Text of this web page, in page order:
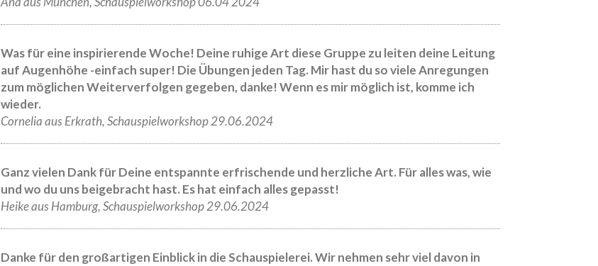
Was für eine inspirierende Woche! Deine ruhige Art diese Gruppe zu leiten deine Leitung
auf Augenhöhe -einfach super! Die Übungen jeden Tag. Mir hast du so viele Anregungen
zum möglichen Weiterverfolgen gegeben, danke! Wenn es mir möglich ist, komme ich
wieder.
Cornelia aus Erkrath, Schauspielworkshop 29.06.2024
Ganz vielen Dank für Deine entspannte erfrischende und herzliche Art. Für alles was, wie
und wo du uns beigebracht hast. Es hat einfach alles gepasst!
Heike aus Hamburg, Schauspielworkshop 29.06.2024
Danke für den großartigen Einblick in die Schauspielerei. Wir nehmen sehr viel davon in